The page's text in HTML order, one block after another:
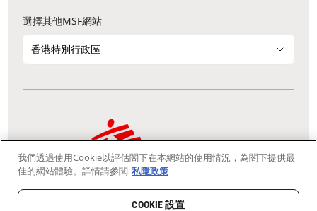
選擇其他MSF網站
香港特別行政區
通訊資料更新 鳴謝 私隱聲明
我們採用安全通訊端層 (Secure Socket Layer, SSL) 協定，有助保障敏感
資料在你的瀏覽器和我們伺服器之間的網上傳輸維持保密性。
慈善團體免稅檔案號碼：91/4075
我們透過使用Cookie以評估閣下在本網站的使用情況，為閣下提供最
佳的網站體驗。詳情請參閱 私隱政策
COOKIE 設置